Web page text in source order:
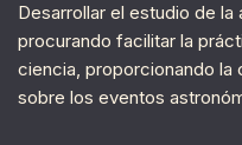
Desarrollar el estudio de la
procurando facilitar la
ciencia, proporcionando
sobre los eventos